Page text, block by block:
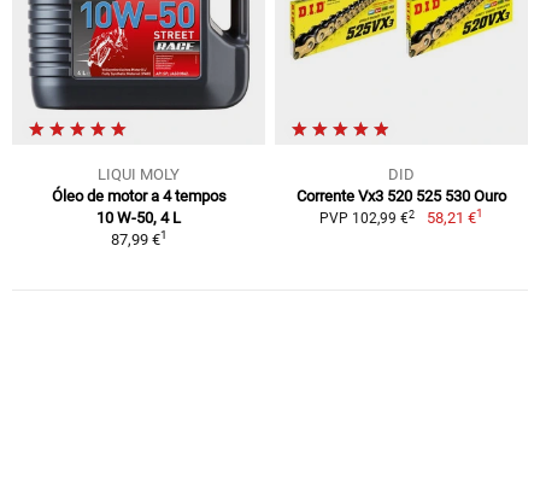
LIQUI MOLY
Óleo de motor a 4 tempos
10 W-50, 4 L
87,99 €1
DID
Corrente Vx3 520 525 530 Ouro
PVP 102,99 €2 58,21 €1